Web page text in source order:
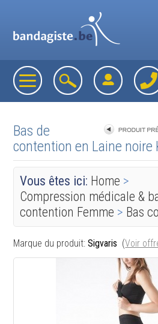
Bas de
contention en Laine noire
Vous êtes ici: Home >
Compression médicale &
contention Femme > Bas
Marque du produit:Sigvaris (Voir